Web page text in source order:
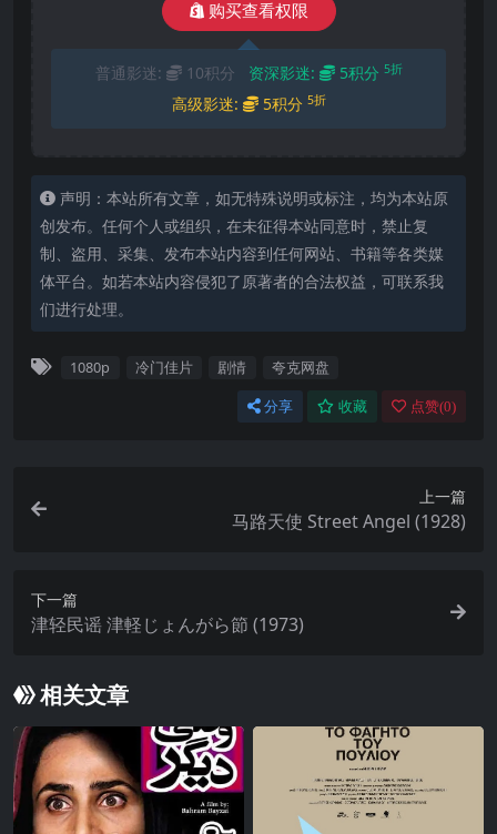
购买查看权限
普通影迷: 10积分 资深影迷: 5积分 5折
高级影迷: 5积分 5折
声明：本站所有文章，如无特殊说明或标注，均为本站原
创发布。任何个人或组织，在未征得本站同意时，禁止复
制、盗用、采集、发布本站内容到任何网站、书籍等各类媒
体平台。如若本站内容侵犯了原著者的合法权益，可联系我
们进行处理。
1080p 冷门佳片 剧情 夸克网盘
分享 收藏 点赞(0)
上一篇
马路天使 Street Angel (1928)
下一篇
津轻民谣 津軽じょんがら節 (1973)
相关文章